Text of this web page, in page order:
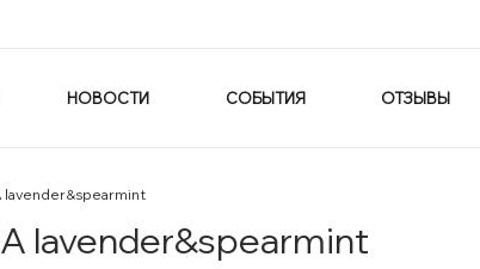
НОВОСТИ СОБЫТИЯ ОТЗЫВЫ
lavender&spearmint
lavender&spearmint